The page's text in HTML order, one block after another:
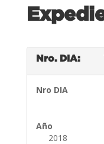
Nro. DIA:
Nro DIA
Año
2018